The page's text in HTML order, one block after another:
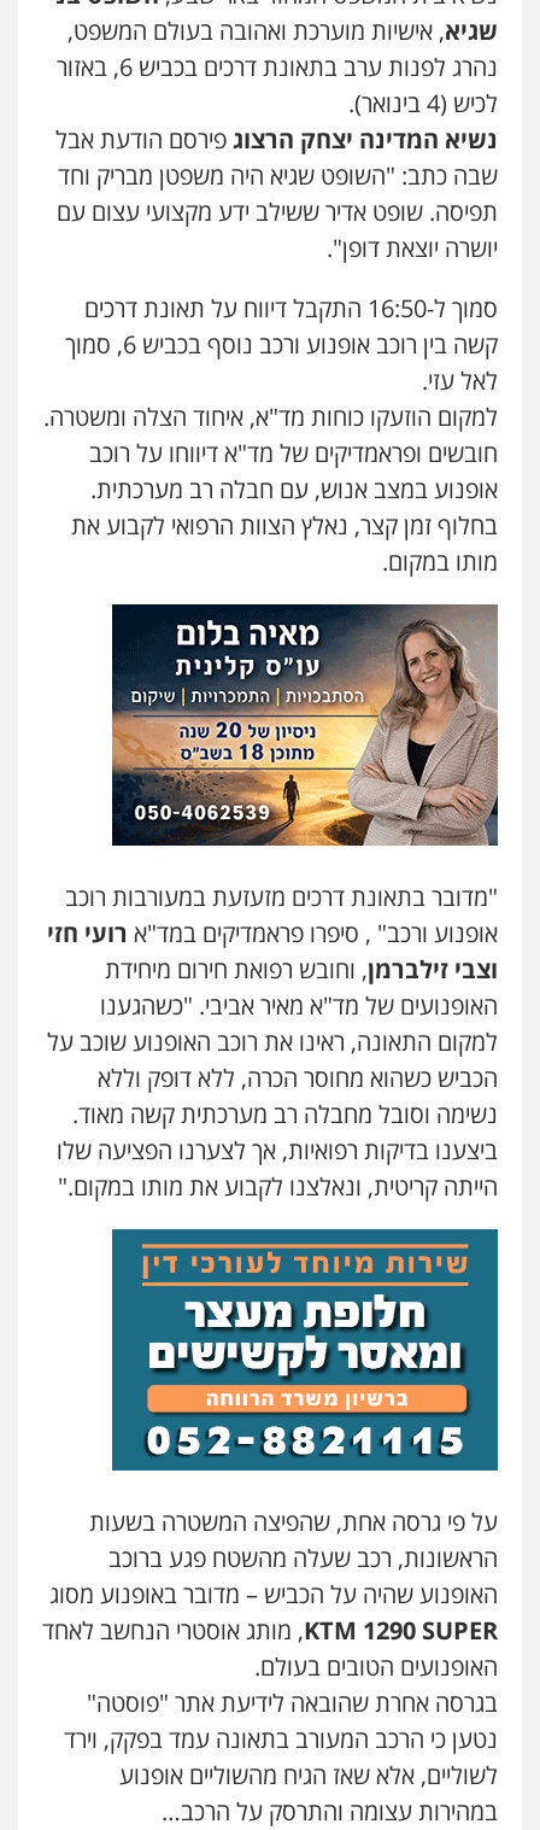
גיל דביר – משרד עורכי דין
0506217771
עו"ד אביגדור פלדמן
פלילי אסירים צווארון לבן זכויות אדם אזרחי
0505345826
עו"ד תמיר סולומון
פלילי כלכלי מיסים הלבנת הון
0528758840
דוד אפרים משרד עורכי דין
פלילי צווארון לבן מס הכנסה מע"מ
0506209859
שגיא, אישיות מוערכת ואהובה בעולם המשפט,
נהרג לפנות ערב בתאונת דרכים בכביש 6, באזור
לכיש (4 בינואר).
נשיא המדינה יצחק הרצוגפירסם הודעת אבל
שבה כתב: "השופט שגיא היה משפטן מבריק וחד
תפיסה. שופט אדיר ששילב ידע מקצועי עצום עם
יושרה יוצאת דופן".
סמוך ל-16:50 התקבל דיווח על תאונת דרכים
קשה בין רוכב אופנוע ורכב נוסף בכביש 6, סמוך
לאל עזי.
למקום הוזעקו כוחות מד"א, איחוד הצלה ומשטרה.
חובשים ופראמדיקים של מד"א דיווחו על רוכב
אופנוע במצב אנוש, עם חבלה רב מערכתית.
בחלוף זמן קצר, נאלץ הצוות הרפואי לקבוע את
מותו במקום.
"מדובר בתאונת דרכים מזעזעת במעורבות רוכב
אופנוע ורכב" , סיפרו פראמדיקים במד"א רועי חזי
וצבי זילברמן, וחובש רפואת חירום מיחידת
האופנועים של מד"א מאיר אביבי. "כשהגענו
למקום התאונה, ראינו את רוכב האופנוע שוכב על
הכביש כשהוא מחוסר הכרה, ללא דופק וללא
נשימה וסובל מחבלה רב מערכתית קשה מאוד.
ביצענו בדיקות רפואיות, אך לצערנו הפציעה שלו
הייתה קריטית, ונאלצנו לקבוע את מותו במקום."
על פי גרסה אחת, שהפיצה המשטרה בשעות
הראשונות, רכב שעלה מהשטח פגע ברוכב
האופנוע שהיה על הכביש – מדובר באופנוע מסוג
KTM 1290 SUPER, מותג אוסטרי הנחשב לאחד
האופנועים הטובים בעולם.
בגרסה אחרת שהובאה לידיעת אתר "פוסטה"
נטען כי הרכב המעורב בתאונה עמד בפקק, וירד
לשוליים, אלא שאז הגיח מהשוליים אופנוע
במהירות עצומה והתרסק על הרכב…